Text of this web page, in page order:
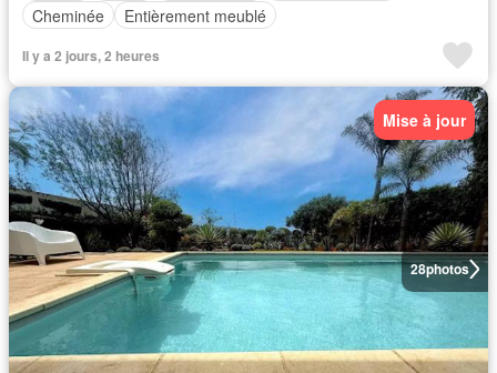
Cheminée
Entièrement meublé
Il y a 2 jours, 2 heures
28photos
Mise à jour